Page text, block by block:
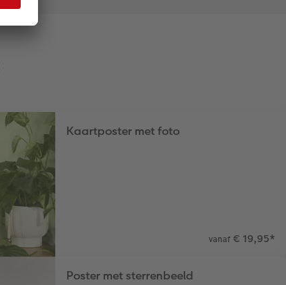
Kaartposter met foto
vanaf € 19,95*
Poster met sterrenbeeld